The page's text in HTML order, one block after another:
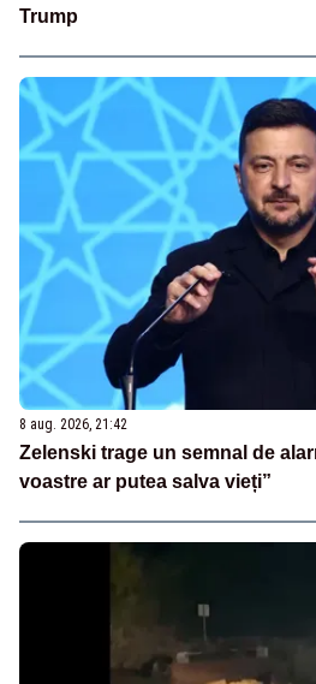
Trump
8 aug. 2026, 21:42
Zelenski trage un semnal de
voastre ar putea salva vieți”